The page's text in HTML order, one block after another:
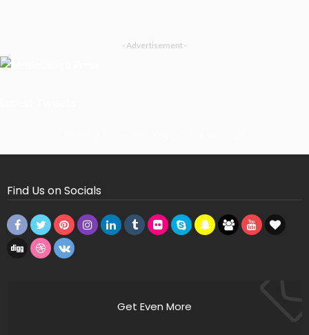
- Advertisement -
Find Us on Socials
Get Even More